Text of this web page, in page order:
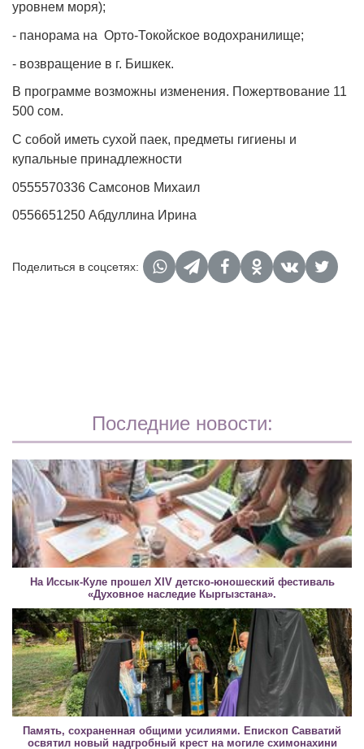
уровнем моря);
- панорама на Орто-Токойское водохранилище;
- возвращение в г. Бишкек.
В программе возможны изменения. Пожертвование 11
500 сом.
С собой иметь сухой паек, предметы гигиены и
купальные принадлежности
0555570336 Самсонов Михаил
0556651250 Абдуллина Ирина
Поделиться в соцсетях:
Последние новости:
На Иссык-Куле прошел XIV детско-юношеский фестиваль
«Духовное наследие Кыргызстана».
Память, сохраненная общими усилиями. Епископ Савватий
освятил новый надгробный крест на могиле схимонахини